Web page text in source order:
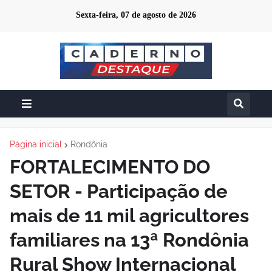
Sexta-feira, 07 de agosto de 2026
Página inicial Rondônia
FORTALECIMENTO DO
SETOR - Participação de
mais de 11 mil agricultores
familiares na 13ª Rondônia
Rural Show Internacional